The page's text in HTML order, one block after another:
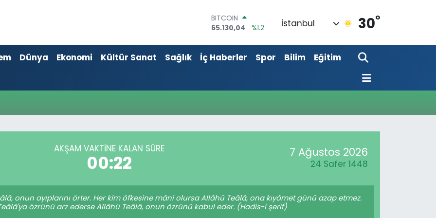
BITCOIN
65.130,04
%1.2
47,7106
%0.17
EURO
BİST100
İstanbul 30°
Dünya Ekonomi Kültür Sanat Sağlık İç Haberler Spor Bilim
Eğitim
AKŞAM VAKTINE KALAN SÜRE
00:22 7 Ağustos 2026
24 Safer 1448
onun ayıplarını örter. Her kim öfkesine mâni olursa Allâhü Teâlâ, ona kıyâmet günü azap etmez.
özrünü arz ederse Allâhü Teâlâ, onun özrünü kabul eder. (Hadis-i şerif)